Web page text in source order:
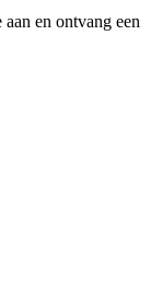
en ontvang een